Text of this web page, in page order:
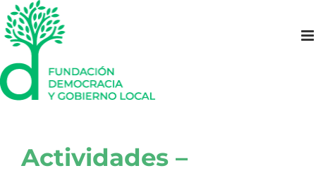
Saltar
al
contenido
Actividades –